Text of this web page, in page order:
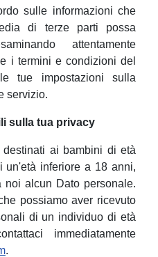
sulle informazioni che
di terze parti possa
attentamente
i termini e condizioni del
tue impostazioni sulla
servizio.
sulla tua privacy
ai bambini di età
un'età inferiore a 18 anni,
alcun Dato personale.
possiamo aver ricevuto
di un individuo di età
immediatamente
.